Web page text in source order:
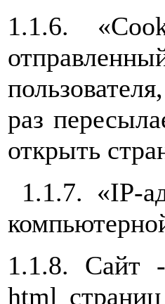
1.1.6.
раз
открыть
1.1.7. «IP-
1.1.8. Сайт -
html